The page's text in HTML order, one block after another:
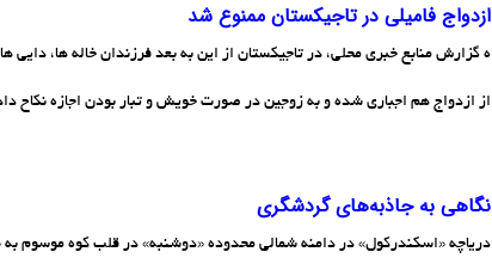
ازدواج فامیلی در تاجیکستان ممنوع شد
ه گزارش منابع خبری محلی، در تاجیکستان از این به بعد فرزندان خاله ها، دایی
از ازدواج هم اجباری شده و به زوجین در صورت خویش و تبار بودن اجازه نکاح
نگاهی به جاذبه‌های گردشگری
دریاچه «اسکندرکول» در دامنه شمالی محدوده «دوشنبه» در قلب کوه موسوم به